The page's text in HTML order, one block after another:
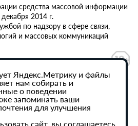
средства массовой информации
2014 г.
по надзору в сфере связи,
и массовых коммуникаций
персональных данных
сайта активная
64» обязательна.
Яндекс.Метрику и файлы
нам собирать и
о поведении
запоминать ваши
для улучшения